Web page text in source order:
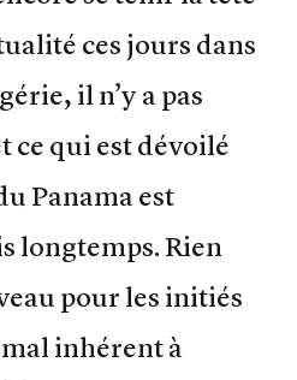
ces jours dans
il n’y a pas
ce qui est dévoilé
Panama est
longtemps. Rien
pour les initiés
inhérent à